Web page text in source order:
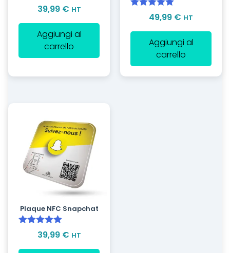
Valutato 5.00
39,99 € HT
Aggiungi al
carrello
Valutato 5.00
49,99 € HT
Aggiungi al
carrello
Plaque NFC Snapchat
Valutato 5.00
39,99 € HT